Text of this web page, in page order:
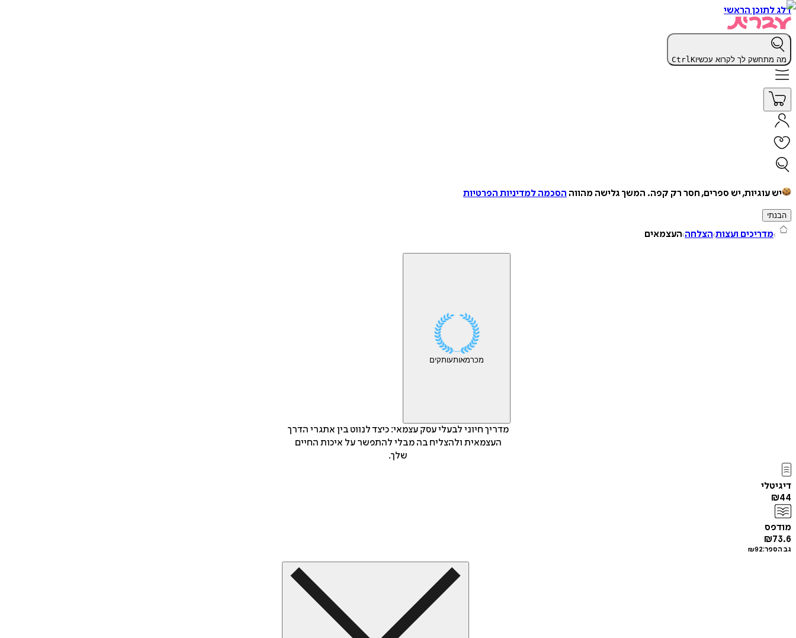
דלג לתוכן הראשי
מה מתחשק לך לקרוא עכשיו CtrlK
יש עוגיות, יש ספרים, חסר רק קפה. המשך גלישה מהווה הסכמה למדיניות הפרטיות
הבנתי
מדריכים ועצות הצלחה העצמאים
מכרמאותעותקים
מדריך חיוני לבעלי עסק עצמאי: כיצד לנווט בין אתגרי הדרך
העצמאית ולהצליח בה מבלי להתפשר על איכות החיים
שלך.
דיגיטלי
₪44
מודפס
₪73.6
גב הספר: ₪92